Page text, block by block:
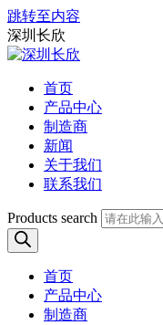
跳转至内容
深圳长欣
首页
产品中心
制造商
新闻
关于我们
联系我们
Products search
首页
产品中心
制造商